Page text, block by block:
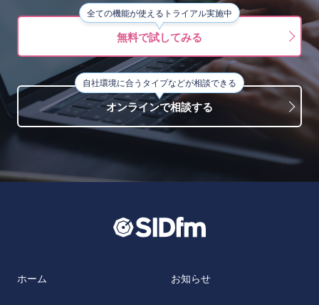
全ての機能が使えるトライアル実施中
無料で試してみる
自社環境に合うタイプなどが相談できる
オンラインで相談する
ホーム お知らせ